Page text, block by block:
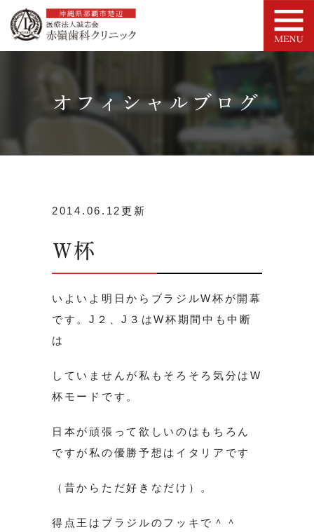
オフィシャルブログ
2014.06.12更新
W杯
いよいよ明日からブラジルW杯が開幕
です。J２、J３はW杯期間中も中断
は
していませんが私もそろそろ気分はW
杯モードです。
日本が頑張って欲しいのはもちろん
ですが私の優勝予想はイタリアです
（昔からただ好きなだけ）。
得点王はブラジルのフッキで＾＾